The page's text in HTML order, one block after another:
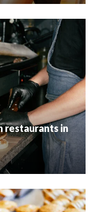
restaurants in